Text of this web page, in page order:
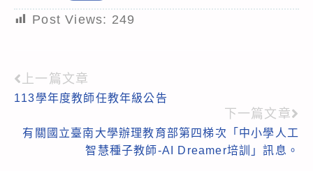
Post Views: 249
Read
more
articles
上一篇文章
113學年度教師任教年級公告
下一篇文章
有關國立臺南大學辦理教育部第四梯次「中小學人工
智慧種子教師-AI Dreamer培訓」訊息。